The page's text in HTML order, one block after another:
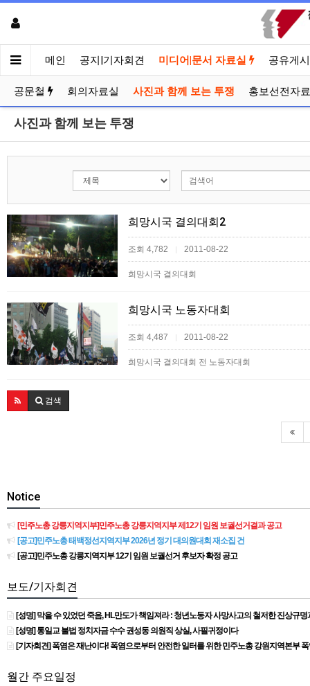
메인 공지|기자회견 미디어|문서 자료실 공유게
공문철 회의자료실 사진과 함께 보는 투쟁 홍보선전자료
사진과 함께 보는 투쟁
희망시국 결의대회2
조회 4,782 | 2011-08-22
희망시국 결의대회
희망시국 노동자대회
조회 4,487 | 2011-08-22
희망시국 결의대회 전 노동자대회
검색
Notice
[민주노총 강릉지역지부]민주노총 강릉지역지부 제12기 임원 보궐선거결과 공고
[공고]민주노총 태백정선지역지부 2026년 정기 대의원대회 재소집 건
[공고]민주노총 강릉지역지부 12기 임원 보궐선거 후보자 확정 공고
보도/기자회견
[성명] 막을 수 있었던 죽음, HL만도가 책임져라 : 청년노동자 사망사고의 철저한 진상규
[성명] 통일교 불법 정치자금 수수 권성동 의원직 상실, 사필귀정이다
[기자회견] 폭염은 재난이다! 폭염으로부터 안전한 일터를 위한 민주노총 강원지역본부
월간 주요일정